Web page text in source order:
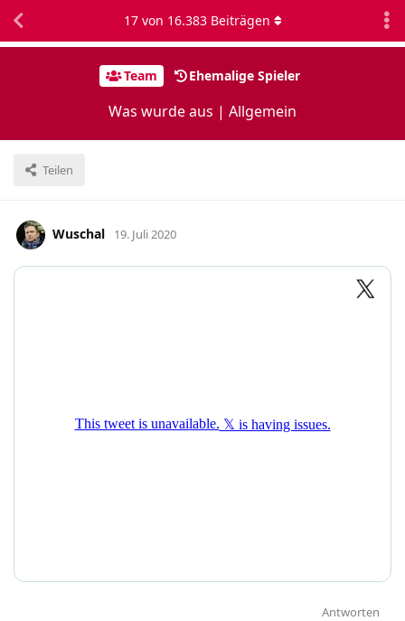
Team Ehemalige Spieler
Was wurde aus | Allgemein
Teilen
17 von 16.383 Beiträgen
Wuschal 19. Juli 2020
Antworten